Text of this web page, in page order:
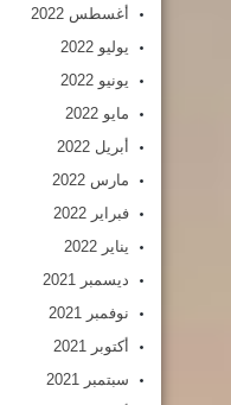
أغسطس 2022
يوليو 2022
يونيو 2022
مايو 2022
أبريل 2022
مارس 2022
فبراير 2022
يناير 2022
ديسمبر 2021
نوفمبر 2021
أكتوبر 2021
سبتمبر 2021